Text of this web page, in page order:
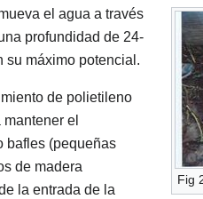
Fig
el agua a través
profundidad de 24-
su máximo potencial.
de polietileno
el
bafles (pequeñas
de madera
la entrada de la